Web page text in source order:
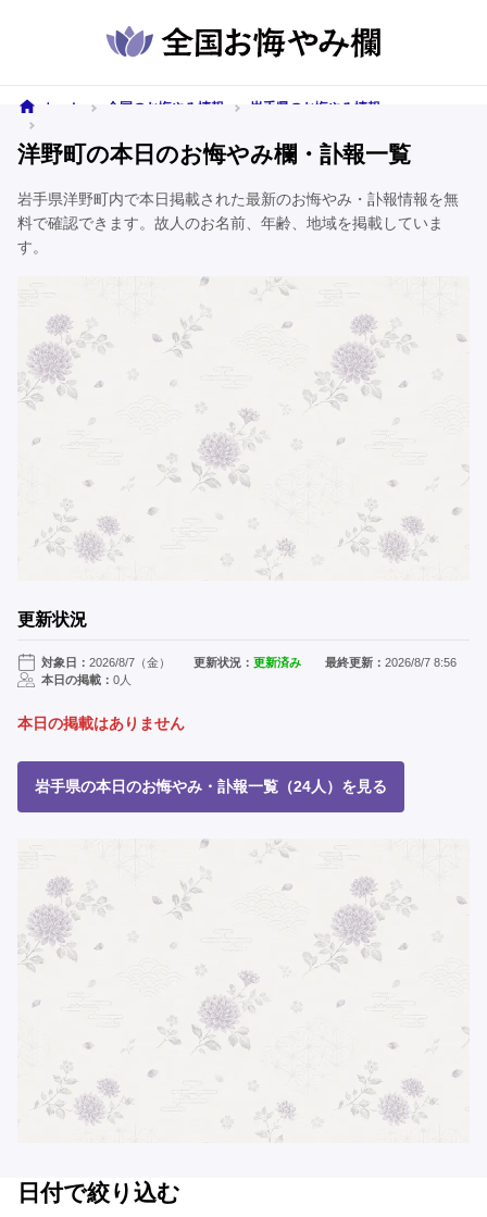
ホーム 全国のお悔やみ情報
岩手県のお悔やみ情報
洋野町の本日のお悔やみ欄・訃報一覧
岩手県洋野町内で本日掲載された最新のお悔やみ・訃報情報を無
料で確認できます。故人のお名前、年齢、地域を掲載していま
す。
更新状況
対象日： 2026/8/7（金） 更新状況：更新済み 最終更新： 2026/8/7 8:56
本日の掲載： 0人
本日の掲載はありません
岩手県の本日のお悔やみ・訃報一覧（24人）を見る
日付で絞り込む